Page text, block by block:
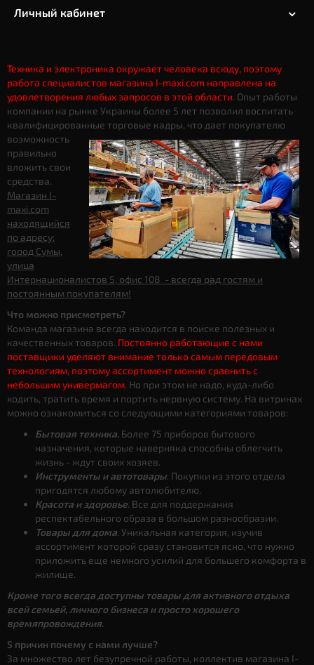
Личный кабинет
Техника и электроника окружает человека всюду, поэтому
работа специалистов магазина I-maxi.com направлена на
удовлетворения любых запросов в этой области. Опыт работы
компании на рынке Украины более 5 лет позволил воспитать
квалифицированные торговые кадры, что дает покупателю
возможность
правильно
вложить свои
средства.
Магазин I-
maxi.com
находящийся
по адресу:
город Сумы,
улица
Интернационалистов 5, офис 108 - всегда рад гостям и
постоянным покупателям!
Что можно присмотреть?
Команда магазина всегда находится в поиске полезных и
качественных товаров. Постоянно работающие с нами
поставщики уделяют внимание только самым передовым
технологиям, поэтому ассортимент можно сравнить с
небольшим универмагом. Но при этом не надо, куда-либо
ходить, тратить время и портить нервную систему. На витринах
можно ознакомиться со следующими категориями товаров:
Бытовая техника. Более 75 приборов бытового
назначения, которые наверняка способны облегчить
жизнь - ждут своих хозяев.
Инструменты и автотовары. Покупки из этого отдела
пригодятся любому автолюбителю.
Красота и здоровье. Все для поддержания
респектабельного образа в большом разнообразии.
Товары для дома. Уникальная категория, изучив
ассортимент которой сразу становится ясно, что нужно
приложить еще немного усилий для большего комфорта в
жилище.
Кроме того всегда доступны товары для активного отдыха
всей семьей, личного бизнеса и просто хорошего
времяпровождения.
5 причин почему с нами лучше?
За множество лет безупречной работы, коллектив магазина I-